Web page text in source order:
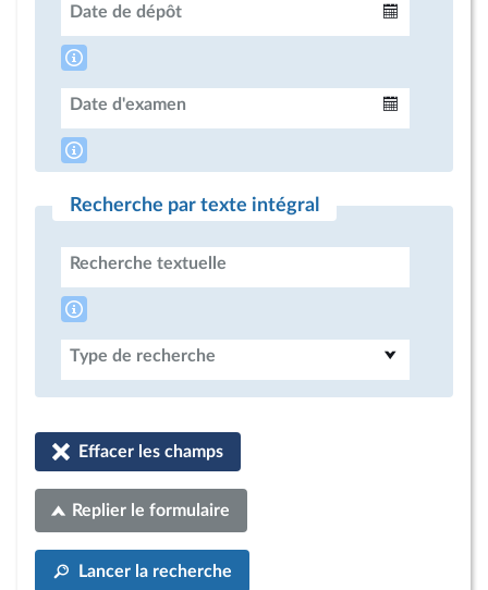
Date de dépôt
Date d'examen
Recherche par texte intégral
Recherche textuelle
Type de recherche
Effacer les champs
Replier le formulaire
Lancer la recherche